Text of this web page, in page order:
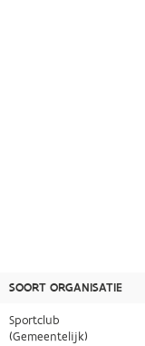
SOORT ORGANISATIE
Sportclub
(Gemeentelijk)